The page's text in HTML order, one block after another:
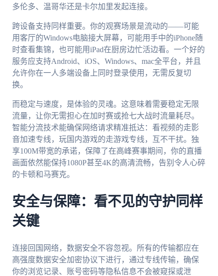
多伦多、温哥华还是卡尔加里发起连接。
跨设备支持同样重要。你的观赛场景是流动的——可能
用客厅的Windows电脑接大屏幕，可能用手中的iPhone随
时查看集锦，也可能用iPad在厨房边忙活边看。一个好的
服务应支持Android、iOS、Windows、mac全平台，并且
允许你在一人多端设备上同时登录使用，无需反复切
换。
而稳定与速度，是体验的灵魂。这意味着需要稳定无限
流量，让你无需担心在加时赛或抢七大战时流量耗尽。
智能分流技术能确保网络请求精准抵达：看视频的走影
音加速专线，玩国内游戏的走游戏专线，互不干扰。独
享100M带宽的承诺，保障了在高峰赛事期间，你的直播
画面依然能保持1080P甚至4K的高清流畅，告别令人心碎
的卡顿和马赛克。
安全与保障：看不见的守护同样
关键
连接回国网络，数据安全不容忽视。所有的传输都应在
高强度数据安全加密协议下进行，通过专线传输，确保
你的浏览记录、账号密码等隐私信息不会被窥探或泄